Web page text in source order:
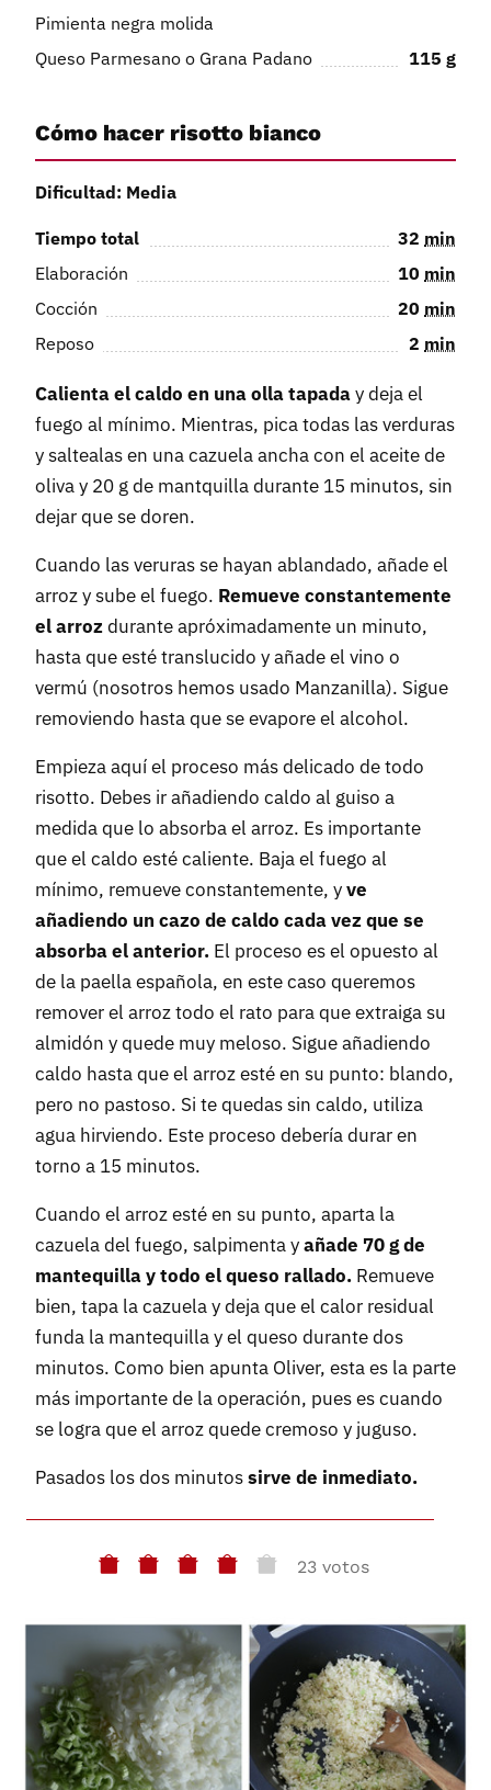
Pimienta negra molida
Queso Parmesano o Grana Padano
115 g
Cómo hacer risotto bianco
Dificultad: Media
Tiempo total 32 min
Elaboración
10 min
Cocción
20 min
Reposo
2 min
Calienta el caldo en una olla tapaday deja el
fuego al mínimo. Mientras, pica todas las verduras
y saltealas en una cazuela ancha con el aceite de
oliva y 20 g de mantquilla durante 15 minutos, sin
dejar que se doren.
Cuando las veruras se hayan ablandado, añade el
arroz y sube el fuego. Remueve constantemente
el arrozdurante apróximadamente un minuto,
hasta que esté translucido y añade el vino o
vermú (nosotros hemos usado Manzanilla). Sigue
removiendo hasta que se evapore el alcohol.
Empieza aquí el proceso más delicado de todo
risotto. Debes ir añadiendo caldo al guiso a
medida que lo absorba el arroz. Es importante
que el caldo esté caliente. Baja el fuego al
mínimo, remueve constantemente, yve
añadiendo un cazo de caldo cada vez que se
absorba el anterior. El proceso es el opuesto al
de la paella española, en este caso queremos
remover el arroz todo el rato para que extraiga su
almidón y quede muy meloso. Sigue añadiendo
caldo hasta que el arroz esté en su punto: blando,
pero no pastoso. Si te quedas sin caldo, utiliza
agua hirviendo. Este proceso debería durar en
torno a 15 minutos.
Cuando el arroz esté en su punto, aparta la
cazuela del fuego, salpimenta yañade 70 g de
mantequilla y todo el queso rallado. Remueve
bien, tapa la cazuela y deja que el calor residual
funda la mantequilla y el queso durante dos
minutos. Como bien apunta Oliver, esta es la parte
más importante de la operación, pues es cuando
se logra que el arroz quede cremoso y juguso.
Pasados los dos minutossirve de inmediato.
23 votos